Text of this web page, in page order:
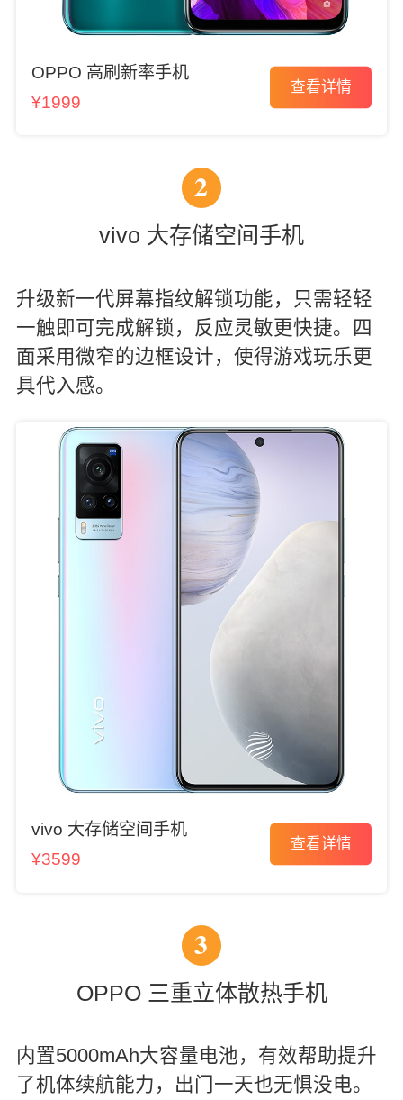
OPPO 高刷新率手机
¥1999
查看详情
2
vivo 大存储空间手机
升级新一代屏幕指纹解锁功能，只需轻轻
一触即可完成解锁，反应灵敏更快捷。四
面采用微窄的边框设计，使得游戏玩乐更
具代入感。
vivo 大存储空间手机
¥3599
查看详情
3
OPPO 三重立体散热手机
内置5000mAh大容量电池，有效帮助提升
了机体续航能力，出门一天也无惧没电。